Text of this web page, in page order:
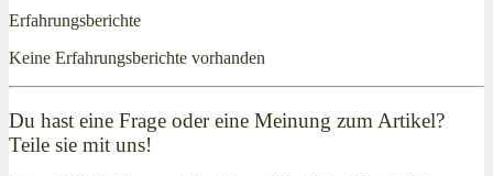
Erfahrungsberichte
Keine Erfahrungsberichte vorhanden
Du hast eine Frage oder eine Meinung zum Artikel?
Teile sie mit uns!